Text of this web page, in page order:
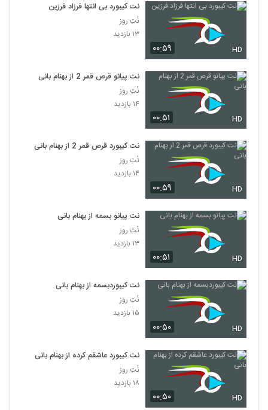
۰۰:۵۹ HD
نت کیبورد بی انتها فرزاد فرزین
نُتِ روز
۱۳ بازدید
۰۰:۵۱ HD
نت پیانو قرص قمر 2 از بهنام بانی
نُتِ روز
۱۴ بازدید
۰۰:۵۹ HD
نت کیبورد قرص قمر 2 از بهنام بانی
نُتِ روز
۱۴ بازدید
۰۰:۵۱ HD
نت پیانو بسمه از بهنام بانی
نُتِ روز
۱۳ بازدید
۰۰:۵۰ HD
نت کیبوردبسمه از بهنام بانی
نُتِ روز
۱۵ بازدید
۰۰:۵۰ HD
نت کیبورد عاشقم کرده از بهنام بانی
نُتِ روز
۱۸ بازدید